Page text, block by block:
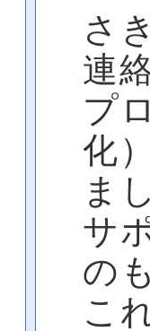
さ
連
プ
化
ま
サ
の
こ